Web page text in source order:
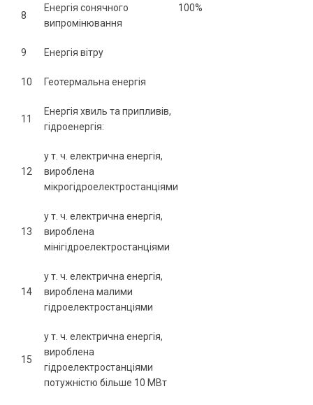
8
Енергія сонячного
випромінювання
100%
9 Енергія вітру
10 Геотермальна енергія
11
Енергія хвиль та припливів,
гідроенергія:
12
у т. ч. електрична енергія,
вироблена
мікрогідроелектростанціями
13
у т. ч. електрична енергія,
вироблена
мінігідроелектростанціями
14
у т. ч. електрична енергія,
вироблена малими
гідроелектростанціями
15
у т. ч. електрична енергія,
вироблена
гідроелектростанціями
потужністю більше 10 МВт